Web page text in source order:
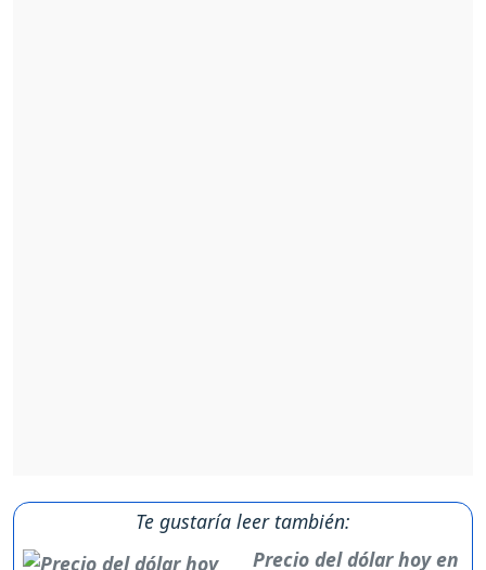
Te gustaría leer también:
Precio del dólar hoy en